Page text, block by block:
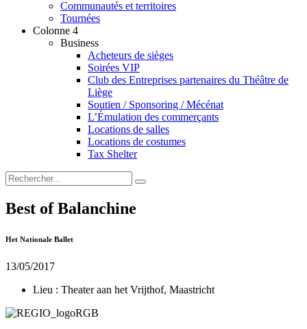
Communautés et territoires
Tournées
Colonne 4
Business
Acheteurs de sièges
Soirées VIP
Club des Entreprises partenaires du Théâtre de
Liège
Soutien / Sponsoring / Mécénat
L’Émulation des commerçants
Locations de salles
Locations de costumes
Tax Shelter
Best of Balanchine
Het Nationale Ballet
13/05/2017
Lieu : Theater aan het Vrijthof, Maastricht